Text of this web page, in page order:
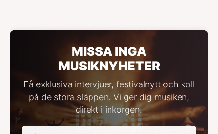
MISSA INGA
MUSIKNYHETER
Få exklusiva intervjuer, festivalnytt och koll
på de stora släppen. Vi ger dig musiken,
direkt i inkorgen.